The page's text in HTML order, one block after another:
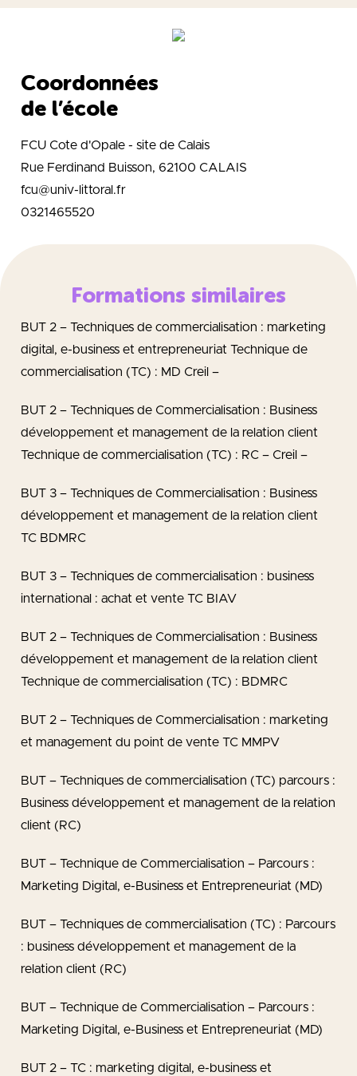
Coordonnées
de l’école
FCU Cote d'Opale - site de Calais
Rue Ferdinand Buisson, 62100 CALAIS
fcu@univ-littoral.fr
0321465520
Formations similaires
BUT 2 – Techniques de commercialisation : marketing
digital, e-business et entrepreneuriat Technique de
commercialisation (TC) : MD Creil –
BUT 2 – Techniques de Commercialisation : Business
développement et management de la relation client
Technique de commercialisation (TC) : RC – Creil –
BUT 3 – Techniques de Commercialisation : Business
développement et management de la relation client
TC BDMRC
BUT 3 – Techniques de commercialisation : business
international : achat et vente TC BIAV
BUT 2 – Techniques de Commercialisation : Business
développement et management de la relation client
Technique de commercialisation (TC) : BDMRC
BUT 2 – Techniques de Commercialisation : marketing
et management du point de vente TC MMPV
BUT – Techniques de commercialisation (TC) parcours :
Business développement et management de la relation
client (RC)
BUT – Technique de Commercialisation – Parcours :
Marketing Digital, e-Business et Entrepreneuriat (MD)
BUT – Techniques de commercialisation (TC) : Parcours
: business développement et management de la
relation client (RC)
BUT – Technique de Commercialisation – Parcours :
Marketing Digital, e-Business et Entrepreneuriat (MD)
BUT 2 – TC : marketing digital, e-business et